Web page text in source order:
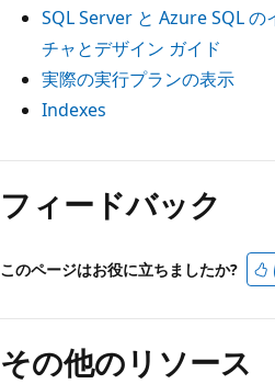
SQL Server と Azure SQL
チャとデザイン ガイド
実際の実行プランの表示
Indexes
フィードバック
このページはお役に立ちましたか?
その他のリソース